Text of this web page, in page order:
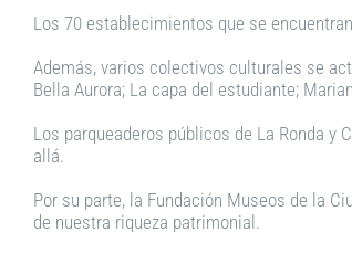
Los 70 establecimientos que se
Además, varios colectivos culturales se
Bella Aurora; La capa del estudiante;
Los parqueaderos públicos de La Ronda
allá.
Por su parte, la Fundación Museos de la
de nuestra riqueza patrimonial.